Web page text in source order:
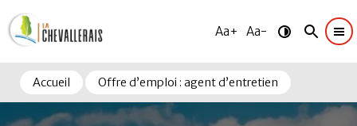
Aa+ Aa-
Accueil Offre d’emploi : agent d’entretien